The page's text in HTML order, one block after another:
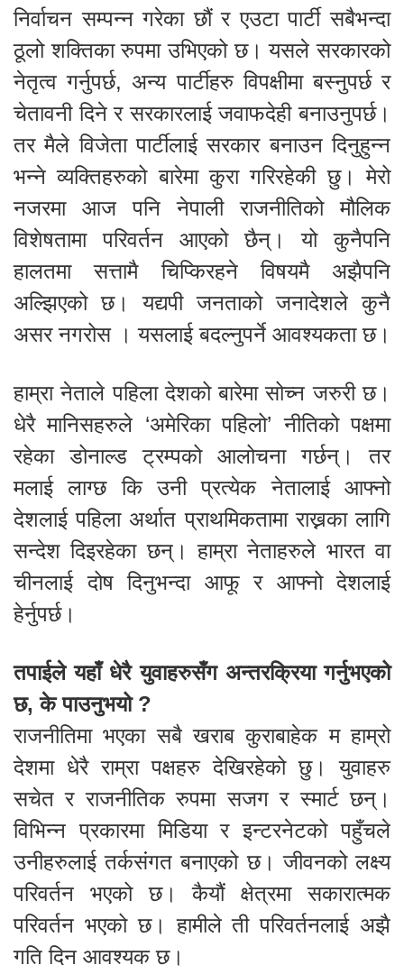
निर्वाचन सम्पन्न गरेका छौं र एउटा पार्टी सबैभन्दा
ठूलो शक्तिका रुपमा उभिएको छ। यसले सरकारको
नेतृत्व गर्नुपर्छ, अन्य पार्टीहरु विपक्षीमा बस्नुपर्छ र
चेतावनी दिने र सरकारलाई जवाफदेही बनाउनुपर्छ।
तर मैले विजेता पार्टीलाई सरकार बनाउन दिनुहुन्न
भन्ने व्यक्तिहरुको बारेमा कुरा गरिरहेकी छु। मेरो
नजरमा आज पनि नेपाली राजनीतिको मौलिक
विशेषतामा परिवर्तन आएको छैन्। यो कुनैपनि
हालतमा सत्तामै चिप्किरहने विषयमै अझैपनि
अल्झिएको छ। यद्यपी जनताको जनादेशले कुनै
असर नगरोस । यसलाई बदल्नुपर्ने आवश्यकता छ।
हाम्रा नेताले पहिला देशको बारेमा सोच्न जरुरी छ।
धेरै मानिसहरुले ‘अमेरिका पहिलो’ नीतिको पक्षमा
रहेका डोनाल्ड ट्रम्पको आलोचना गर्छन्। तर
मलाई लाग्छ कि उनी प्रत्येक नेतालाई आफ्नो
देशलाई पहिला अर्थात प्राथमिकतामा राख्नका लागि
सन्देश दिइरहेका छन्। हाम्रा नेताहरुले भारत वा
चीनलाई दोष दिनुभन्दा आफू र आफ्नो देशलाई
हेर्नुपर्छ।
तपाईले यहाँ धेरै युवाहरुसँग अन्तरक्रिया गर्नुभएको
छ, के पाउनुभयो ?
राजनीतिमा भएका सबै खराब कुराबाहेक म हाम्रो
देशमा धेरै राम्रा पक्षहरु देखिरहेको छु। युवाहरु
सचेत र राजनीतिक रुपमा सजग र स्मार्ट छन्।
विभिन्न प्रकारमा मिडिया र इन्टरनेटको पहुँचले
उनीहरुलाई तर्कसंगत बनाएको छ। जीवनको लक्ष्य
परिवर्तन भएको छ। कैयौं क्षेत्रमा सकारात्मक
परिवर्तन भएको छ। हामीले ती परिवर्तनलाई अझै
गति दिन आवश्यक छ।